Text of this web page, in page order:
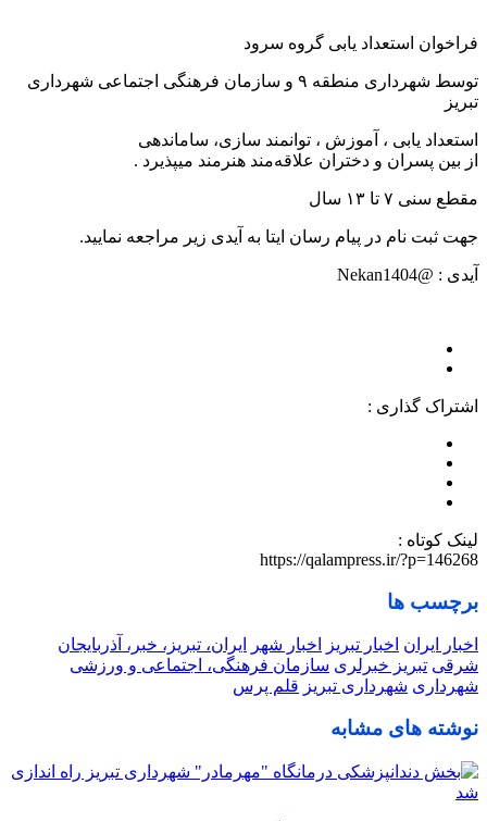
فراخوان استعداد یابی گروه سرود
توسط شهرداری منطقه ۹ و سازمان فرهنگی اجتماعی شهرداری
تبریز
استعداد یابی ، آموزش ، توانمند سازی، ساماندهی
از بین پسران و دختران علاقه‌مند هنرمند میپذیرد .
مقطع سنی ۷ تا ۱۳ سال
جهت ثبت نام در پیام رسان ایتا به آیدی زیر مراجعه نمایید.
آیدی : @Nekan1404
اشتراک گذاری :
لینک کوتاه :
https://qalampress.ir/?p=146268
برچسب ها
اخبار ایران اخبار تبریز اخبار شهر
ایران، تبریز، خبر، آذربایجان
شرقی تبریز خبرلری سازمان فرهنگی، اجتماعی و ورزشی
شهرداری شهرداری تبریز قلم پرس
نوشته های مشابه